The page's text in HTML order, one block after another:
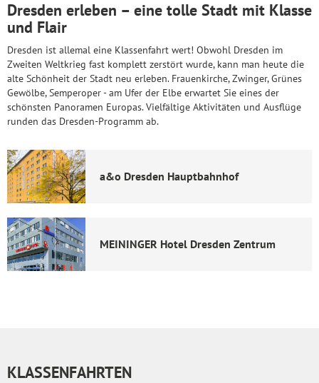
Dresden erleben – eine tolle Stadt mit Klasse
und Flair
Dresden ist allemal eine Klassenfahrt wert! Obwohl Dresden im
Zweiten Weltkrieg fast komplett zerstört wurde, kann man heute die
alte Schönheit der Stadt neu erleben. Frauenkirche, Zwinger, Grünes
Gewölbe, Semperoper - am Ufer der Elbe erwartet Sie eines der
schönsten Panoramen Europas. Vielfältige Aktivitäten und Ausflüge
runden das Dresden-Programm ab.
a&o Dresden Hauptbahnhof
MEININGER Hotel Dresden Zentrum
KLASSENFAHRTEN